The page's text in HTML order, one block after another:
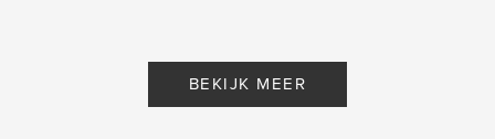
BEKIJK MEER